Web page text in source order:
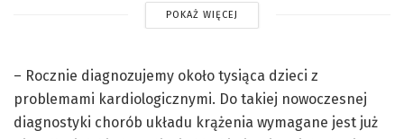
POKAŻ WIĘCEJ
– Rocznie diagnozujemy około tysiąca dzieci z
problemami kardiologicznymi. Do takiej nowoczesnej
diagnostyki chorób układu krążenia wymagane jest już